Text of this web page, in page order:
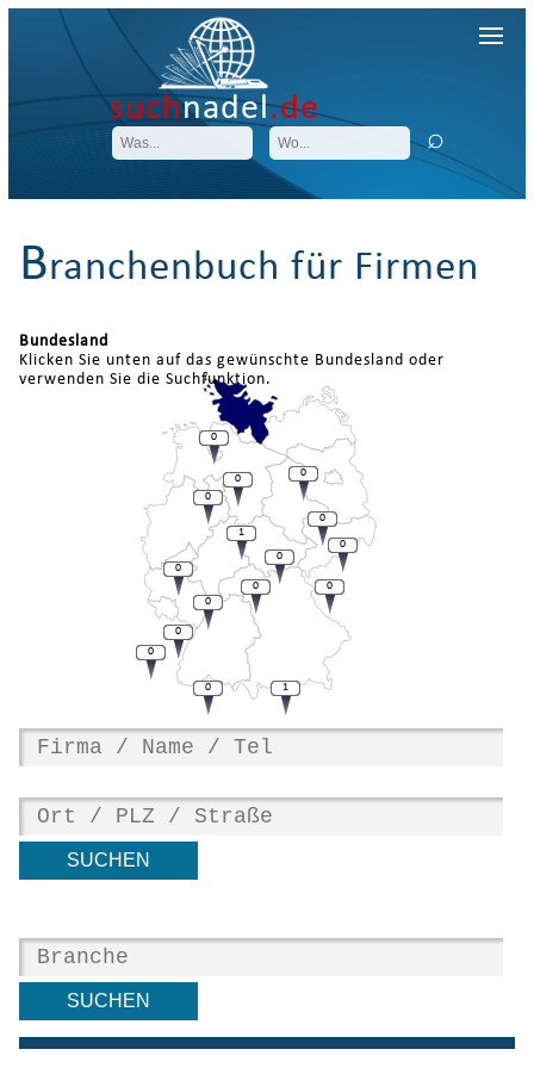
suchnadel.de
Branchenbuch für Firmen
Bundesland
Klicken Sie unten auf das gewünschte Bundesland oder
verwenden Sie die Suchfunktion.
0
0
0
0
0
0
0
0
0
1
0
0
0
0
0
1